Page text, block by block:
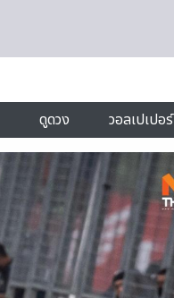
ดูดวง วอลเปเปอ